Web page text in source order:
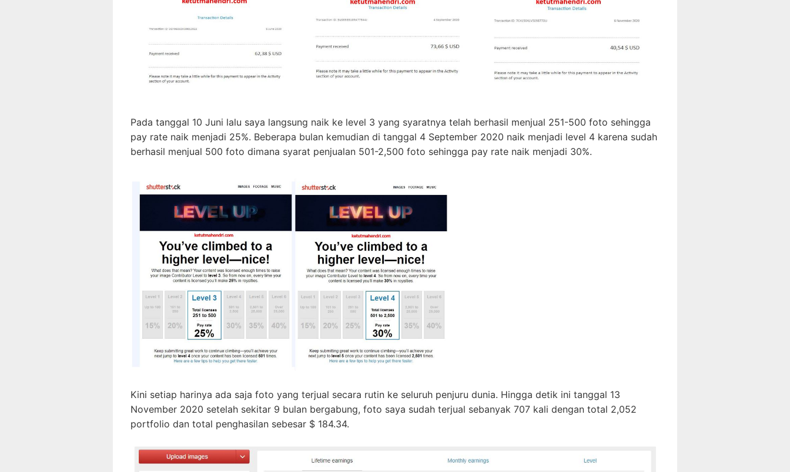
Pada tanggal 10 Juni lalu saya langsung naik ke level 3 yang syaratnya telah berhasil menjual 251-500 foto sehingga
pay rate naik menjadi 25%. Beberapa bulan kemudian di tanggal 4 September 2020 naik menjadi level 4 karena sudah
berhasil menjual 500 foto dimana syarat penjualan 501-2,500 foto sehingga pay rate naik menjadi 30%.
Kini setiap harinya ada saja foto yang terjual secara rutin ke seluruh penjuru dunia. Hingga detik ini tanggal 13
November 2020 setelah sekitar 9 bulan bergabung, foto saya sudah terjual sebanyak 707 kali dengan total 2,052
portfolio dan total penghasilan sebesar $ 184.34.